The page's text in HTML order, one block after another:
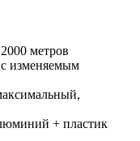
метров
изменяемым
+ пластик